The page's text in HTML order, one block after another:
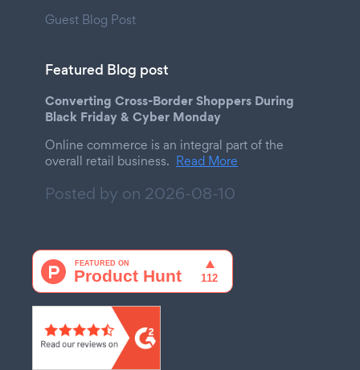
Guest Blog Post
Featured Blog post
Converting Cross-Border Shoppers During
Black Friday & Cyber Monday
Online commerce is an integral part of the
overall retail business. Read More
Posted by on 2026-08-10